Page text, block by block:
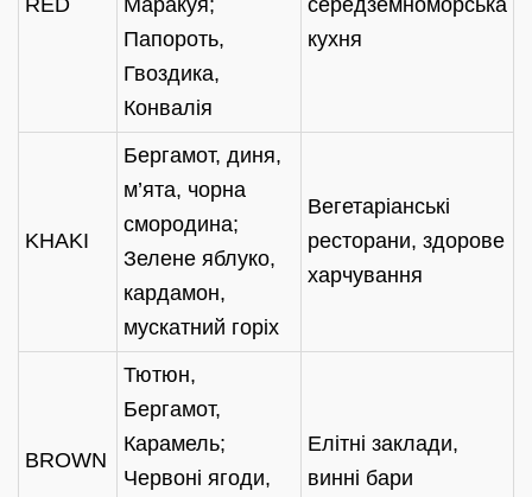
RED
Маракуя;
Папороть,
Гвоздика,
Конвалія
середземноморська
кухня
KHAKI
Бергамот, диня,
м’ята, чорна
смородина;
Зелене яблуко,
кардамон,
мускатний горіх
Вегетаріанські
ресторани, здорове
харчування
BROWN
Тютюн,
Бергамот,
Карамель;
Червоні ягоди,
Елітні заклади,
винні бари